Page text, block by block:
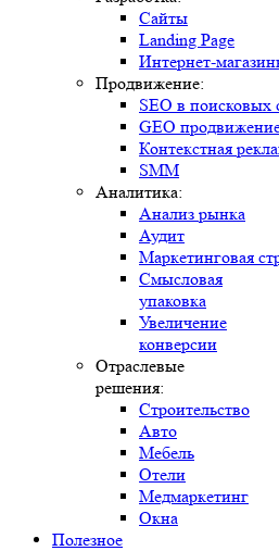
Сайты
Landing Page
Интернет-
Продвижение:
SEO в поисковых
GEO
Контекстная
SMM
Аналитика:
Анализ рынка
Аудит
Маркетинговая
Смысловая
упаковка
Увеличение
конверсии
Отраслевые
решения:
Строительство
Авто
Мебель
Отели
Медмаркетинг
Окна
Полезное